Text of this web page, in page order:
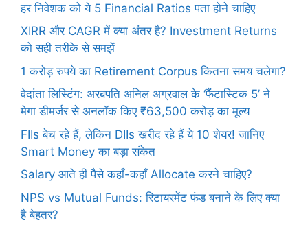
हर निवेशक को ये 5 Financial Ratios पता होने चाहिए
XIRR और CAGR में क्या अंतर है? Investment Returns
को सही तरीके से समझें
1 करोड़ रुपये का Retirement Corpus कितना समय चलेगा?
वेदांता लिस्टिंग: अरबपति अनिल अग्रवाल के ‘फैंटास्टिक 5’ ने
मेगा डीमर्जर से अनलॉक किए ₹63,500 करोड़ का मूल्य
FIIs बेच रहे हैं, लेकिन DIIs खरीद रहे हैं ये 10 शेयर! जानिए
Smart Money का बड़ा संकेत
Salary आते ही पैसे कहाँ-कहाँ Allocate करने चाहिए?
NPS vs Mutual Funds: रिटायरमेंट फंड बनाने के लिए क्या
है बेहतर?